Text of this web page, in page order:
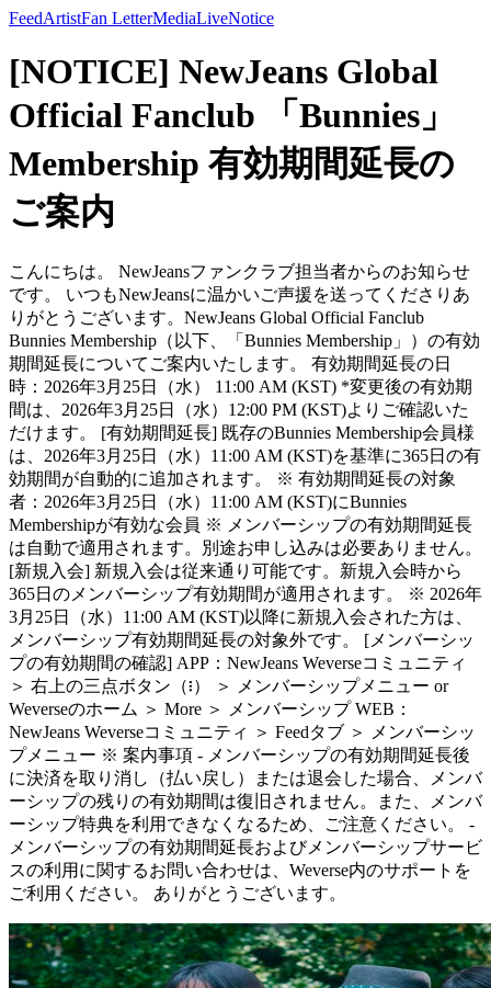
FeedArtistFan LetterMediaLiveNotice
[NOTICE] NewJeans Global
Official Fanclub 「Bunnies」
Membership 有効期間延長の
ご案内
こんにちは。 NewJeansファンクラブ担当者からのお知らせ
です。 いつもNewJeansに温かいご声援を送ってくださりあ
りがとうございます。NewJeans Global Official Fanclub
Bunnies Membership（以下、「Bunnies Membership」）の有効
期間延長についてご案内いたします。 有効期間延長の日
時：2026年3月25日（水） 11:00 AM (KST) *変更後の有効期
間は、2026年3月25日（水）12:00 PM (KST)よりご確認いた
だけます。 [有効期間延長] 既存のBunnies Membership会員様
は、2026年3月25日（水）11:00 AM (KST)を基準に365日の有
効期間が自動的に追加されます。 ※ 有効期間延長の対象
者：2026年3月25日（水）11:00 AM (KST)にBunnies
Membershipが有効な会員 ※ メンバーシップの有効期間延長
は自動で適用されます。別途お申し込みは必要ありません。
[新規入会] 新規入会は従来通り可能です。新規入会時から
365日のメンバーシップ有効期間が適用されます。 ※ 2026年
3月25日（水）11:00 AM (KST)以降に新規入会された方は、
メンバーシップ有効期間延長の対象外です。 [メンバーシッ
プの有効期間の確認] APP：NewJeans Weverseコミュニティ
＞ 右上の三点ボタン（፧） ＞ メンバーシップメニュー or
Weverseのホーム ＞ More ＞ メンバーシップ WEB：
NewJeans Weverseコミュニティ ＞ Feedタブ ＞ メンバーシッ
プメニュー ※ 案内事項 - メンバーシップの有効期間延長後
に決済を取り消し（払い戻し）または退会した場合、メンバ
ーシップの残りの有効期間は復旧されません。また、メンバ
ーシップ特典を利用できなくなるため、ご注意ください。 -
メンバーシップの有効期間延長およびメンバーシップサービ
スの利用に関するお問い合わせは、Weverse内のサポートを
ご利用ください。 ありがとうございます。